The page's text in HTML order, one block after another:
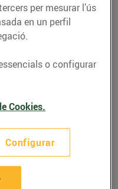
09:00-21:30
per mesurar l’ús
en un perfil
o configurar
Cookies.
Configurar